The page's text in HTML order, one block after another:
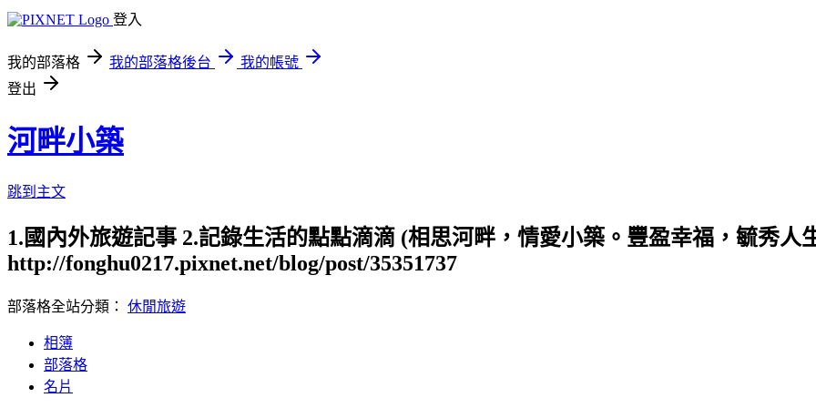
登入
我的部落格 我的部落格後台
我的帳號
登出
河畔小築
跳到主文
1.國內外旅遊記事 2.記錄生活的點點滴滴 (相思河畔，情愛小築。豐盈幸福，毓秀人
http://fonghu0217.pixnet.net/blog/post/35351737
部落格全站分類： 休閒旅遊
相簿
部落格
名片